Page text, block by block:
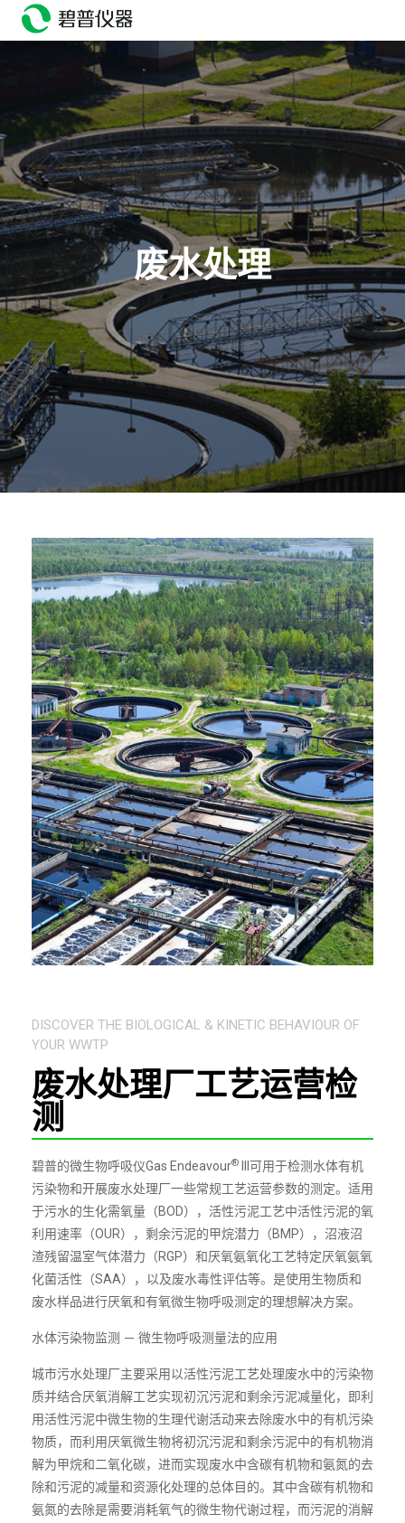
head>
废水处理
DISCOVER THE BIOLOGICAL & KINETIC BEHAVIOUR OF
YOUR WWTP
废水处理厂工艺运营检
测
碧普的微生物呼吸仪Gas Endeavour®
III可用于检测水体有机
污染物和开展废水处理厂一些常规工艺运营参数的测定。适用
于污水的生化需氧量（BOD），活性污泥工艺中活性污泥的氧
利用速率（OUR），剩余污泥的甲烷潜力（BMP），沼液沼
渣残留温室气体潜力（RGP）和厌氧氨氧化工艺特定厌氧氨氧
化菌活性（SAA），以及废水毒性评估等。是使用生物质和
废水样品进行厌氧和有氧微生物呼吸测定的理想解决方案。
水体污染物监测 － 微生物呼吸测量法的应用
城市污水处理厂主要采用以活性污泥工艺处理废水中的污染物
质并结合厌氧消解工艺实现初沉污泥和剩余污泥减量化，即利
用活性污泥中微生物的生理代谢活动来去除废水中的有机污染
物质，而利用厌氧微生物将初沉污泥和剩余污泥中的有机物消
解为甲烷和二氧化碳，进而实现废水中含碳有机物和氨氮的去
除和污泥的减量和资源化处理的总体目的。其中含碳有机物和
氨氮的去除是需要消耗氧气的微生物代谢过程，而污泥的消解